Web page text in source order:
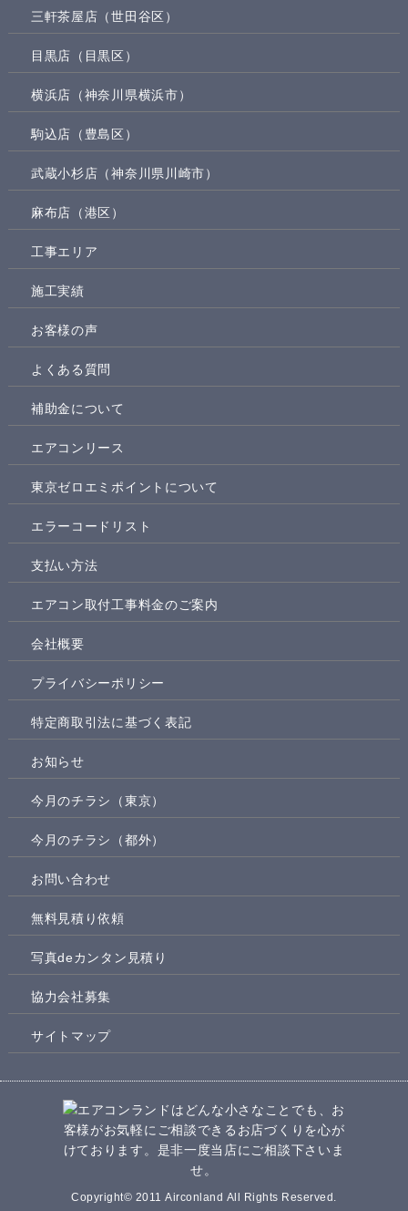
三軒茶屋店（世田谷区）
目黒店（目黒区）
横浜店（神奈川県横浜市）
駒込店（豊島区）
武蔵小杉店（神奈川県川崎市）
麻布店（港区）
工事エリア
施工実績
お客様の声
よくある質問
補助金について
エアコンリース
東京ゼロエミポイントについて
エラーコードリスト
支払い方法
エアコン取付工事料金のご案内
会社概要
プライバシーポリシー
特定商取引法に基づく表記
お知らせ
今月のチラシ（東京）
今月のチラシ（都外）
お問い合わせ
無料見積り依頼
写真deカンタン見積り
協力会社募集
サイトマップ
Copyright© 2011 Airconland All Rights Reserved.